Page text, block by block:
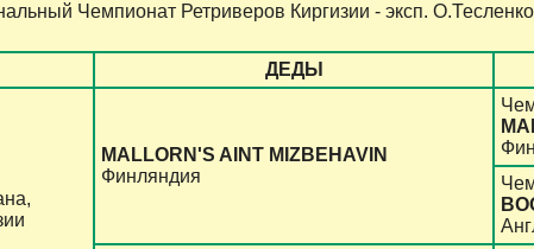
Чемпионат Ретриверов Киргизии - эксп.
ДЕДЫ
MALLORN'S AINT MIZBEHAVIN
Финляндия